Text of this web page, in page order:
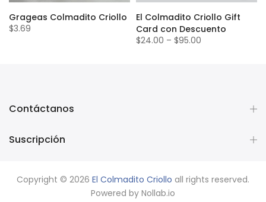
Grageas Colmadito Criollo
$3.69
El Colmadito Criollo Gift
Card con Descuento
$24.00 – $95.00
Contáctanos
Suscripción
Copyright © 2026 El Colmadito Criollo all rights reserved.
Powered by Nollab.io